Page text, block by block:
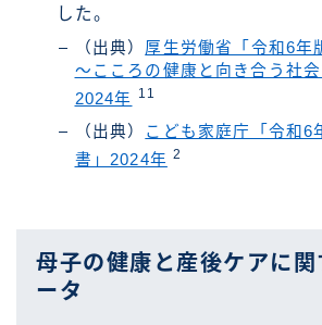
した。
（出典） 厚生労働省「令和6年
～こころの健康と向き合う社会
2024年
11
（出典）
こども家庭庁「令和6
書」2024年 2
母子の健康と産後ケアに関
ータ